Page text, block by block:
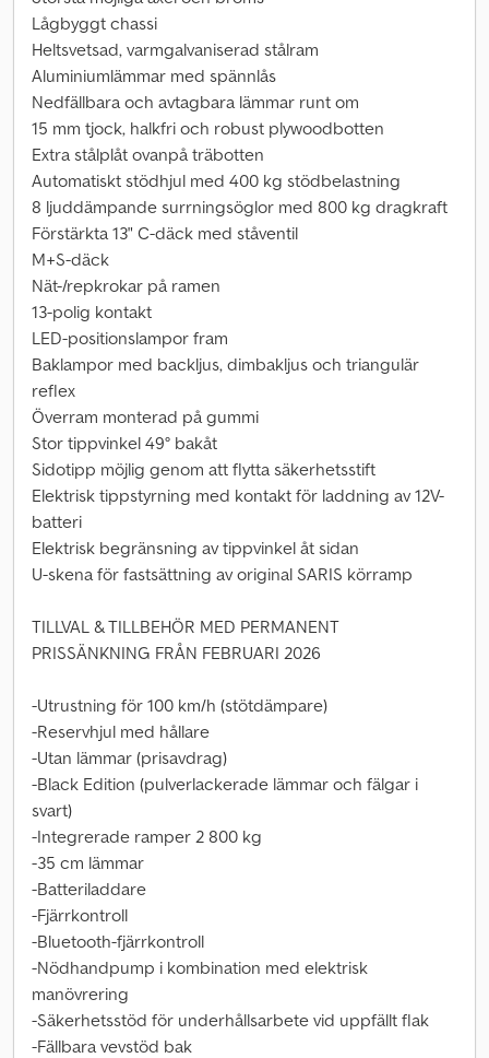
Lågbyggt chassi
Heltsvetsad, varmgalvaniserad stålram
Aluminiumlämmar med spännlås
Nedfällbara och avtagbara lämmar runt om
15 mm tjock, halkfri och robust plywoodbotten
Extra stålplåt ovanpå träbotten
Automatiskt stödhjul med 400 kg stödbelastning
8 ljuddämpande surrningsöglor med 800 kg dragkraft
Förstärkta 13" C-däck med ståventil
M+S-däck
Nät-/repkrokar på ramen
13-polig kontakt
LED-positionslampor fram
Baklampor med backljus, dimbakljus och triangulär
reflex
Överram monterad på gummi
Stor tippvinkel 49° bakåt
Sidotipp möjlig genom att flytta säkerhetsstift
Elektrisk tippstyrning med kontakt för laddning av 12V-
batteri
Elektrisk begränsning av tippvinkel åt sidan
U-skena för fastsättning av original SARIS körramp
TILLVAL & TILLBEHÖR MED PERMANENT
PRISSÄNKNING FRÅN FEBRUARI 2026
-Utrustning för 100 km/h (stötdämpare)
-Reservhjul med hållare
-Utan lämmar (prisavdrag)
-Black Edition (pulverlackerade lämmar och fälgar i
svart)
-Integrerade ramper 2 800 kg
-35 cm lämmar
-Batteriladdare
-Fjärrkontroll
-Bluetooth-fjärrkontroll
-Nödhandpump i kombination med elektrisk
manövrering
-Säkerhetsstöd för underhållsarbete vid uppfällt flak
-Fällbara vevstöd bak